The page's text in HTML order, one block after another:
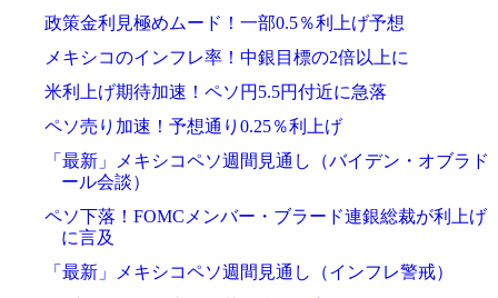
政策金利見極めムード！一部0.5％利上げ予想
メキシコのインフレ率！中銀目標の2倍以上に
米利上げ期待加速！ペソ円5.5円付近に急落
ペソ売り加速！予想通り0.25％利上げ
「最新」メキシコペソ週間見通し（バイデン・オブラド
ール会談）
ペソ下落！FOMCメンバー・ブラード連銀総裁が利上げ
に言及
「最新」メキシコペソ週間見通し（インフレ警戒）